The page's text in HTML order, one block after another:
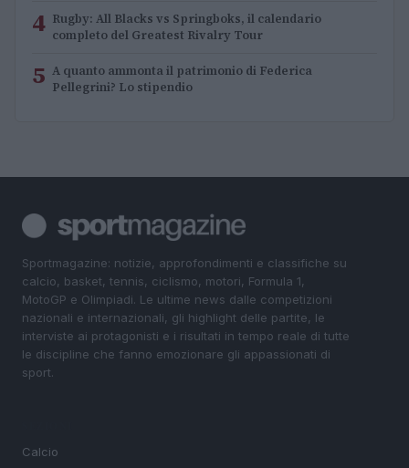
4 Rugby: All Blacks vs Springboks, il calendario
completo del Greatest Rivalry Tour
5 A quanto ammonta il patrimonio di Federica
Pellegrini? Lo stipendio
Sportmagazine: notizie, approfondimenti e classifiche su
calcio, basket, tennis, ciclismo, motori, Formula 1,
MotoGP e Olimpiadi. Le ultime news dalle competizioni
nazionali e internazionali, gli highlight delle partite, le
interviste ai protagonisti e i risultati in tempo reale di tutte
le discipline che fanno emozionare gli appassionati di
sport.
Calcio